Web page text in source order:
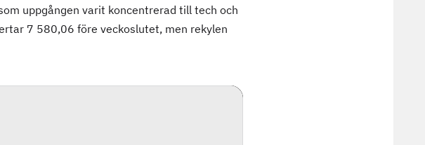
uppgången varit koncentrerad till tech och
7 580,06 före veckoslutet, men rekylen